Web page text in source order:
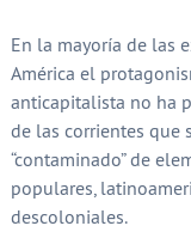
En la mayoría de las
América el
anticapitalista no ha
de las corrientes que
“contaminado” de
populares,
descoloniales.